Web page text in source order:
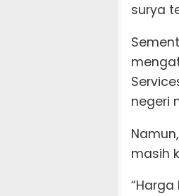
surya
negeri
masih